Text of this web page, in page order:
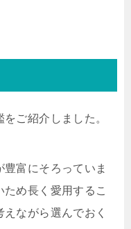
ご紹介しました。
富にそろっていま
め長く愛用するこ
ながら選んでおく